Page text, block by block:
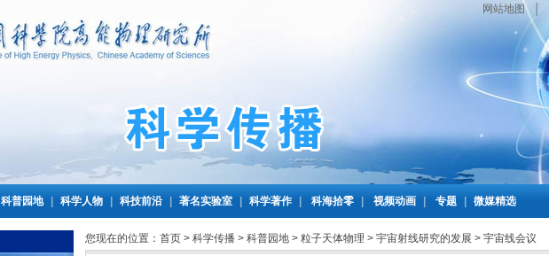
网站地图
科普园地 科学人物 科技前沿 著名实验室 科学著作 科海拾零 视频动画 专题 微媒精选
您现在的位置： 首页> 科学传播> 科普园地> 粒子天体物理 > 宇宙射线研究的发展 > 宇宙线会议